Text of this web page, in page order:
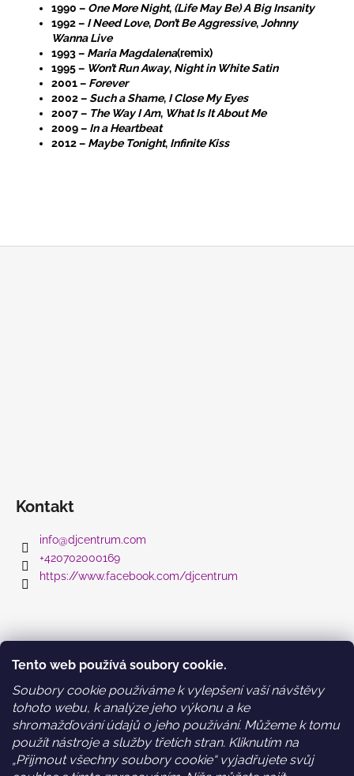
Tento web používá soubory cookie.
Soubory cookie používáme k vylepšení vaší návštěvy
tohoto webu, k analýze jeho výkonu a ke
shromažďování údajů o jeho používání. Můžeme k tomu
použít nástroje a služby třetích stran. Kliknutím na
„Přijmout všechny soubory cookie“ vyjadřujete svůj
1990 – One More Night, (Life May Be) A Big Insanity
1992 – I Need Love, Don’t Be Aggressive,Johnny
Wanna Live
1993 – Maria Magdalena(remix)
1995 – Won’t Run Away, Night in White Satin
2001 – Forever
2002 –Such a Shame, I Close My Eyes
2007 – The Way I Am, What Is It About Me
2009 – In a Heartbeat
2012 – Maybe Tonight, Infinite Kiss
Kontakt
info@djcentrum.com
+420702000169
https://www.facebook.com/djcentrum
Obchodní podmínky
Podmínky ochrany osobních údajů a GDPR
WEB DESIGN: holky z Time2grow.cz